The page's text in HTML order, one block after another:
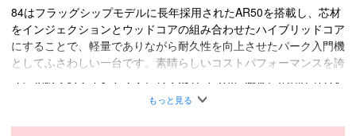
84はフラッグシップモデルに長年採用されたAR50を搭載し、芯材
をインジェクションとウッドコアの組み合わせたハイブリッドコア
にすることで、軽量でありながら耐久性を向上させたパーク入門機
としてふさわしい一台です。素晴らしいコストパフォーマンスを誇
ジュニアライダーにもおすすめです。
もっと見る